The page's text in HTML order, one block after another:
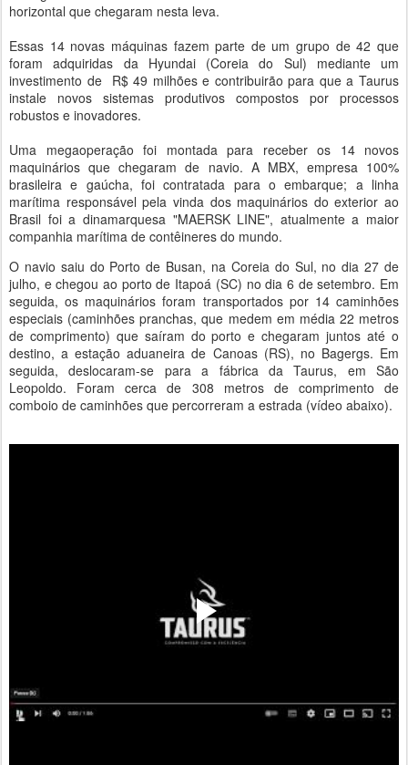
horizontal que chegaram nesta leva.
Essas 14 novas máquinas fazem parte de um grupo de 42 que
foram adquiridas da Hyundai (Coreia do Sul) mediante um
investimento de R$ 49 milhões e contribuirão para que a Taurus
instale novos sistemas produtivos compostos por processos
robustos e inovadores.
Uma megaoperação foi montada para receber os 14 novos
maquinários que chegaram de navio. A MBX, empresa 100%
brasileira e gaúcha, foi contratada para o embarque; a linha
marítima responsável pela vinda dos maquinários do exterior ao
Brasil foi a dinamarquesa "MAERSK LINE", atualmente a maior
companhia marítima de contêineres do mundo.
O navio saiu do Porto de Busan, na Coreia do Sul, no dia 27 de
julho, e chegou ao porto de Itapoá (SC) no dia 6 de setembro. Em
seguida, os maquinários foram transportados por 14 caminhões
especiais (caminhões pranchas, que medem em média 22 metros
de comprimento) que saíram do porto e chegaram juntos até o
destino, a estação aduaneira de Canoas (RS), no Bagergs. Em
seguida, deslocaram-se para a fábrica da Taurus, em São
Leopoldo. Foram cerca de 308 metros de comprimento de
comboio de caminhões que percorreram a estrada (vídeo abaixo).